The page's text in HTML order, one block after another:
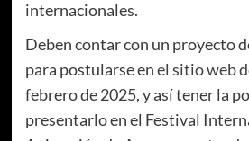
internacionales.
Deben contar con un proyecto
para postularse enel sitio web
febrero de 2025, y así tener la
presentarlo en el Festival